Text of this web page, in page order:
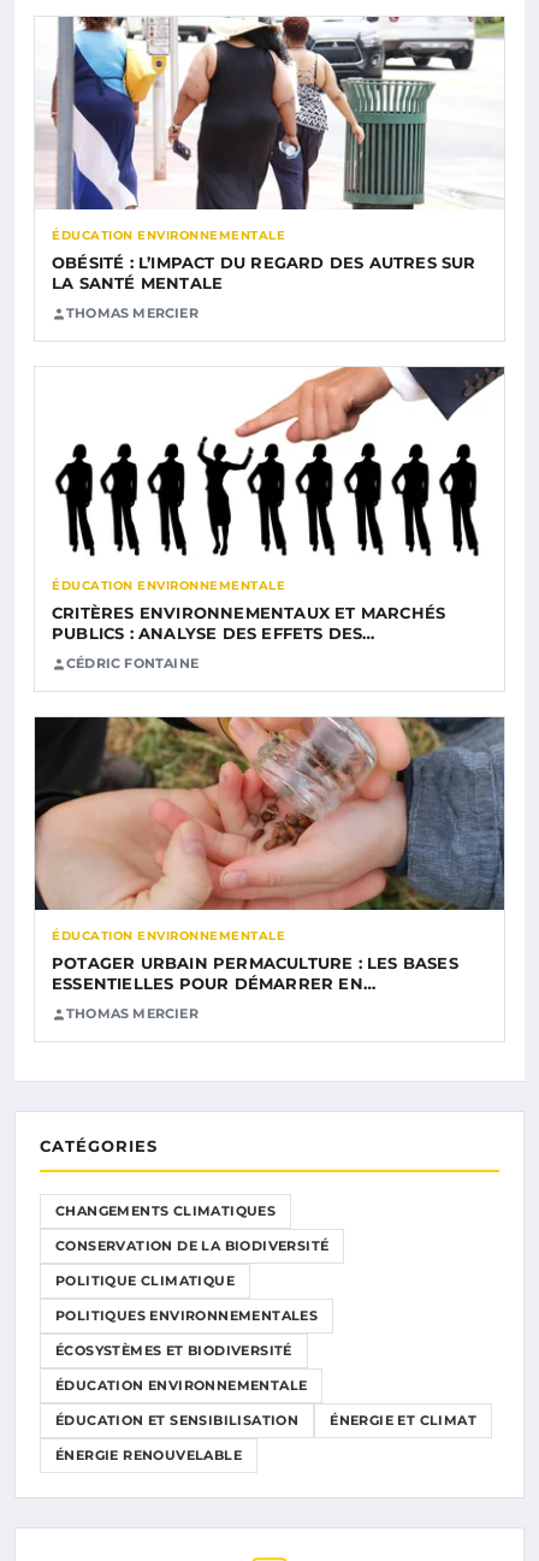
ÉDUCATION ENVIRONNEMENTALE
OBÉSITÉ : L’IMPACT DU REGARD DES AUTRES SUR
LA SANTÉ MENTALE
THOMAS MERCIER
ÉDUCATION ENVIRONNEMENTALE
CRITÈRES ENVIRONNEMENTAUX ET MARCHÉS
PUBLICS : ANALYSE DES EFFETS DES…
CÉDRIC FONTAINE
ÉDUCATION ENVIRONNEMENTALE
POTAGER URBAIN PERMACULTURE : LES BASES
ESSENTIELLES POUR DÉMARRER EN…
THOMAS MERCIER
CATÉGORIES
CHANGEMENTS CLIMATIQUES
CONSERVATION DE LA BIODIVERSITÉ
POLITIQUE CLIMATIQUE
POLITIQUES ENVIRONNEMENTALES
ÉCOSYSTÈMES ET BIODIVERSITÉ
ÉDUCATION ENVIRONNEMENTALE
ÉDUCATION ET SENSIBILISATION ÉNERGIE ET CLIMAT
ÉNERGIE RENOUVELABLE